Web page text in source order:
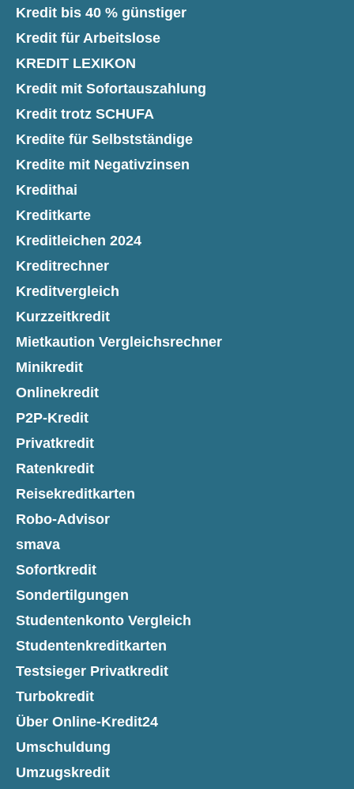
Kredit bis 40 % günstiger
Kredit für Arbeitslose
KREDIT LEXIKON
Kredit mit Sofortauszahlung
Kredit trotz SCHUFA
Kredite für Selbstständige
Kredite mit Negativzinsen
Kredithai
Kreditkarte
Kreditleichen 2024
Kreditrechner
Kreditvergleich
Kurzzeitkredit
Mietkaution Vergleichsrechner
Minikredit
Onlinekredit
P2P-Kredit
Privatkredit
Ratenkredit
Reisekreditkarten
Robo-Advisor
smava
Sofortkredit
Sondertilgungen
Studentenkonto Vergleich
Studentenkreditkarten
Testsieger Privatkredit
Turbokredit
Über Online-Kredit24
Umschuldung
Umzugskredit